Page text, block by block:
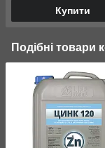
Купити
Подібні товари